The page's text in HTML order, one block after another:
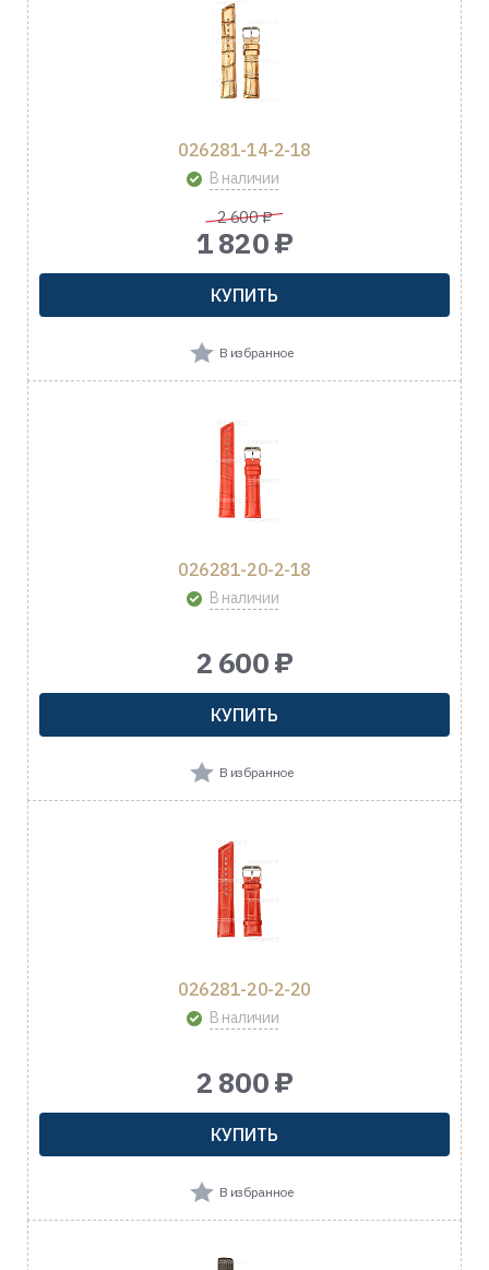
026281-14-2-18
В наличии
2 600 ₽
1 820 ₽
КУПИТЬ
В избранное
026281-20-2-18
В наличии
2 600 ₽
КУПИТЬ
В избранное
026281-20-2-20
В наличии
2 800 ₽
КУПИТЬ
В избранное